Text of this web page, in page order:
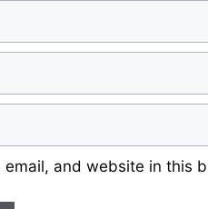
email, and website in this